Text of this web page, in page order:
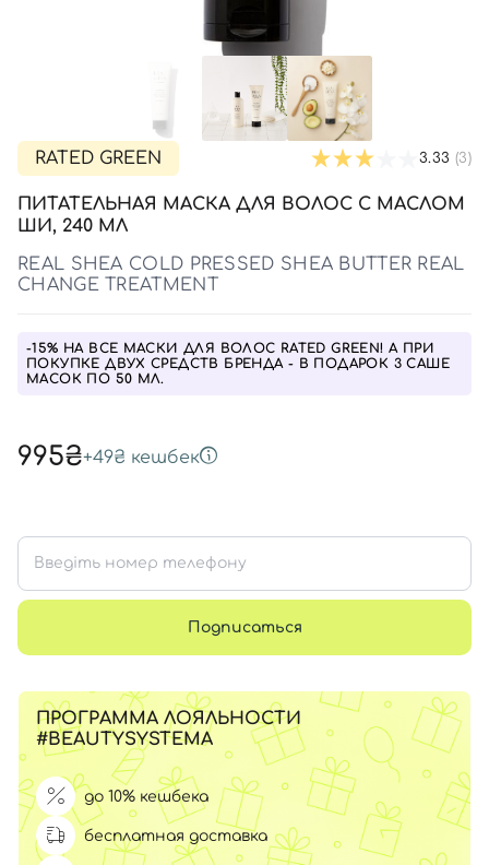
Кремы для тела с SPF
Миниатюры
Карбокситерапия
Бьюти Гаджеты
Автозагар
Шея и декольте
Для детей
Для мужчин
Специальный уход
Для детей
Для мужчин
Дезодоранты
Интимный уход
Автозагар
RATED GREEN 3.33 (3)
ПИТАТЕЛЬНАЯ МАСКА ДЛЯ ВОЛОС С МАСЛОМ
ШИ, 240 МЛ
REAL SHEA COLD PRESSED SHEA BUTTER REAL
CHANGE TREATMENT
-15% НА ВСЕ МАСКИ ДЛЯ ВОЛОС RATED GREEN! А ПРИ
ПОКУПКЕ ДВУХ СРЕДСТВ БРЕНДА - В ПОДАРОК 3 САШЕ
МАСОК ПО 50 МЛ.
995₴+49₴ кешбек
Подписаться
ПРОГРАММА ЛОЯЛЬНОСТИ
#BEAUTYSYSTEMA
до 10% кешбека
бесплатная доставка